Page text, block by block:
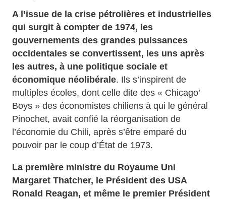
A l’issue de la crise pétrolières et industrielles
qui surgit à compter de 1974, les
gouvernements des grandes puissances
occidentales se convertissent, les uns après
les autres, à une politique sociale et
économique néolibérale. Ils s’inspirent de
multiples écoles, dont celle dite des « Chicago’
Boys » des économistes chiliens à qui le général
Pinochet, avait confié la réorganisation de
l’économie du Chili, après s’être emparé du
pouvoir par le coup d’État de 1973.
La première ministre du Royaume Uni
Margaret Thatcher, le Président des USA
Ronald Reagan, et même le premier Président